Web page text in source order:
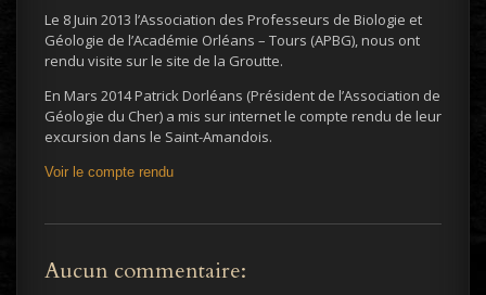
Le 8 Juin 2013 l’Association des Professeurs de Biologie et
Géologie de l’Académie Orléans – Tours (APBG), nous ont
rendu visite sur le site de la Groutte.
En Mars 2014 Patrick Dorléans (Président de l’Association de
Géologie du Cher) a mis sur internet le compte rendu de leur
excursion dans le Saint-Amandois.
Voir le compte rendu
Aucun commentaire: